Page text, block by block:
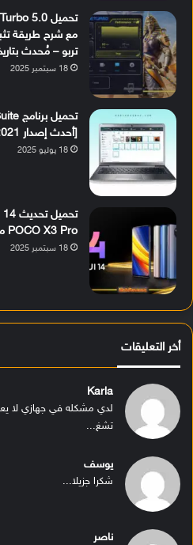
مع شرح طريقة
تربو – مُحدث بتاريخ 21 نوفمبر
18 سبتمبر 2025
[أحدث إصدار 2021]
18 يوليو 2025
POCO X3 Pro مع شرح التثبيت
18 سبتمبر 2025
أخر التعليقات
Karla
لدي مشكله في جهازي لا
تشغ...
يوسف
شكرا جزيلا...
ناصر